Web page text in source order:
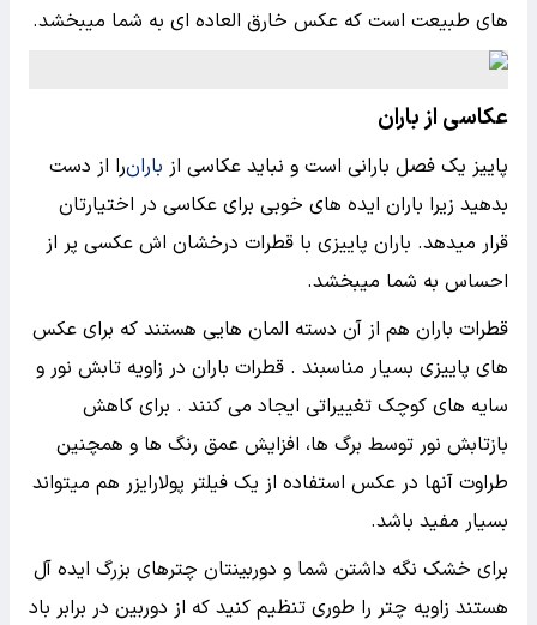
های طبیعت است که عکس خارق العاده ای به شما میبخشد.
عکاسی از باران
پاییز یک فصل بارانی است و نباید عکاسی از بارانرا از دست
بدهید زیرا باران ایده های خوبی برای عکاسی در اختیارتان
قرار میدهد. باران پاییزی با قطرات درخشان اش عکسی پر از
احساس به شما میبخشد.
قطرات باران هم از آن دسته المان هایی هستند که برای عکس
های پاییزی بسیار مناسبند . قطرات باران در زاویه تابش نور و
سایه های کوچک تغییراتی ایجاد می کنند . برای کاهش
بازتابش نور توسط برگ ها، افزایش عمق رنگ ها و همچنین
طراوت آنها در عکس استفاده از یک فیلتر پولارایزر هم میتواند
بسیار مفید باشد.
برای خشک نگه داشتن شما و دوربینتان چترهای بزرگ ایده آل
هستند زاویه چتر را طوری تنظیم کنید که از دوربین در برابر باد